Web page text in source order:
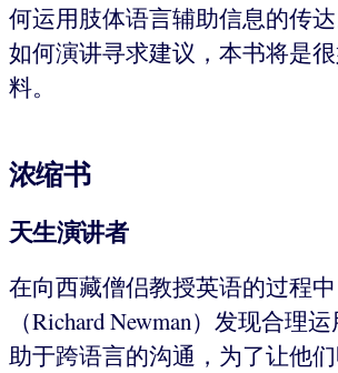
何运用肢体语言辅助信息的传
如何演讲寻求建议，本书将是
料。
浓缩书
天生演讲者
在向西藏僧侣教授英语的过程中
（Richard Newman）发现合理
助于跨语言的沟通，为了让他